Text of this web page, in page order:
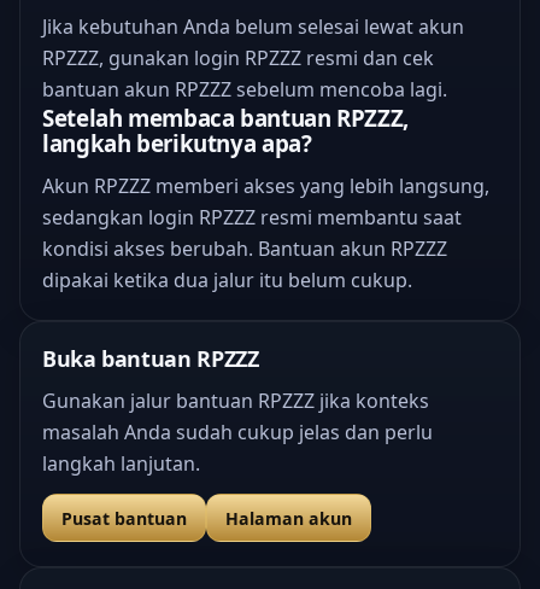
Jika kebutuhan Anda belum selesai lewat akun
RPZZZ, gunakan login RPZZZ resmi dan cek
bantuan akun RPZZZ sebelum mencoba lagi.
Setelah membaca bantuan RPZZZ,
langkah berikutnya apa?
Akun RPZZZ memberi akses yang lebih langsung,
sedangkan login RPZZZ resmi membantu saat
kondisi akses berubah. Bantuan akun RPZZZ
dipakai ketika dua jalur itu belum cukup.
Buka bantuan RPZZZ
Gunakan jalur bantuan RPZZZ jika konteks
masalah Anda sudah cukup jelas dan perlu
langkah lanjutan.
Pusat bantuan Halaman akun